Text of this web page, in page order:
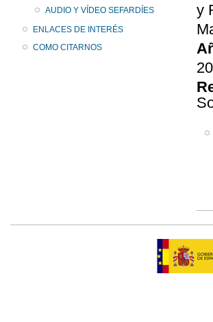
AUDIO Y VÍDEO SEFARDÍES
ENLACES DE INTERÉS
COMO CITARNOS
y